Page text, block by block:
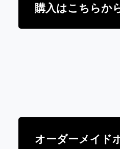
購入はこちらか
オーダーメイド